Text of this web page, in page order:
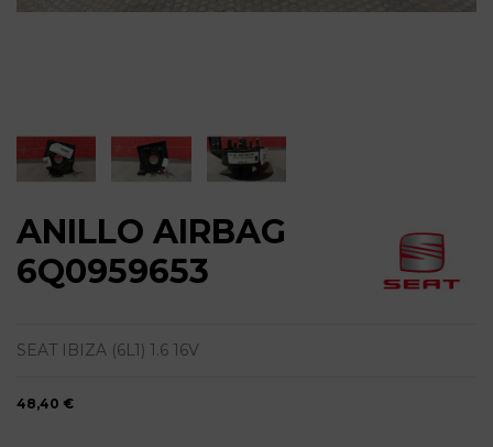
ANILLO AIRBAG
6Q0959653
SEAT IBIZA (6L1) 1.6 16V
48,40 €